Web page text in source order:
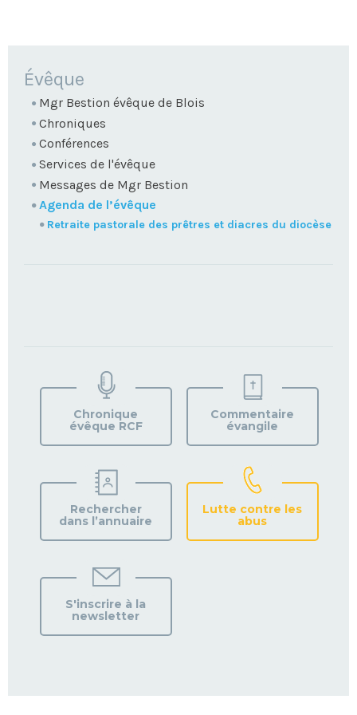
NAVIGATION
Évêque
Mgr Bestion évêque de Blois
Chroniques
Conférences
Services de l'évêque
Messages de Mgr Bestion
Agenda de l’évêque
Retraite pastorale des prêtres et diacres du diocèse
VOTRE
PAROISSE
Chronique
évêque RCF
Commentaire
évangile
Rechercher
dans l’annuaire
Lutte contre les
abus
S'inscrire à la
newsletter